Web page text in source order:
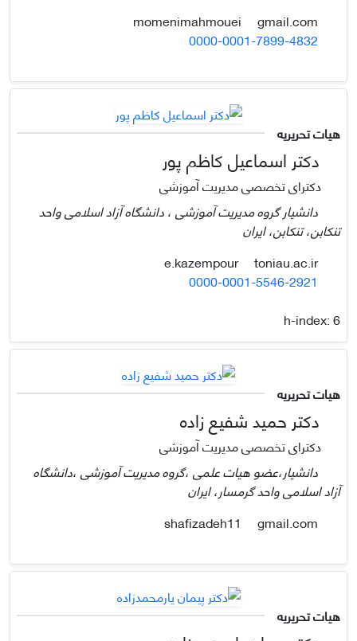
gmail.com
0000-0001-7899-4832
هیات تحریریه
دکتر اسماعیل کاظم پور
دکترای تخصصی مدیریت آموزشی
دانشیار گروه مدیریت آموزشی ، دانشگاه آزاد اسلامی واحد
تنکابن، تنکابن، ایران
e.kazempour
toniau.ac.ir
0000-0001-5546-2921
h-index:6
هیات تحریریه
دکتر حمید شفیع زاده
دکترای تخصصی مدیریت آموزشی
دانشیار،عضو هیات علمی ،گروه مدیریت آموزشی ،دانشگاه
آزاد اسلامی واحد گرمسار، ایران
gmail.com
هیات تحریریه